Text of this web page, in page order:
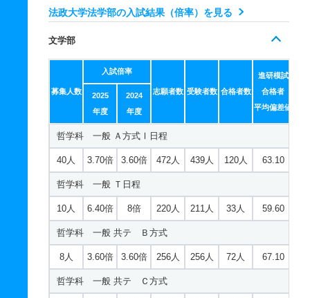
政治学科 一般 Ｔ日程
7.50倍 6.40倍
政治学科 一般 共テ Ｂ方式
20人 3倍 2.30倍 782人 781人 258人 64.20
政治学科 一般 共テ Ｃ方式
5人 1.60倍 1.70倍 180人 179人 111人 66.40
国際政治学科 一般 英語外部利用
5人 3.80倍 4.60倍 101人 98人 26人 54.80
国際政治学科 一般 Ａ方式Ⅰ日程
57人 3.60倍 3.20倍 782人 735人 204人 63.30
法政大学法学部の入試結果（倍率）を見る
文学部
募集人数
入試倍率
志願者数 受験者数 合格者数
進研模試
合格者
平均偏差値
2025
年度
2024
年度
哲学科 一般 Ａ方式Ⅰ日程
40人 3.70倍 3.60倍 472人 439人 120人 63.10
哲学科 一般 Ｔ日程
10人 6.40倍 8倍 220人 211人 33人 59.60
哲学科 一般 共テ Ｂ方式
8人 3.60倍 3.60倍 256人 256人 72人 67.10
哲学科 一般 共テ Ｃ方式